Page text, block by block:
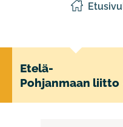
Etelä-
Pohjanmaan liitto